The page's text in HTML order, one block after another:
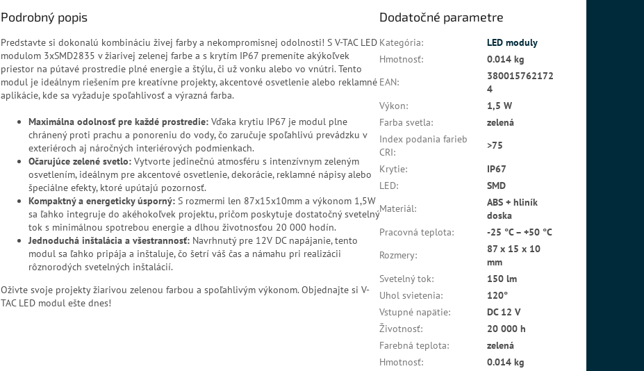
Podrobný popis
Predstavte si dokonalú kombináciu živej farby a nekompromisnej odolnosti! S V-TAC LED
modulom 3xSMD2835 v žiarivej zelenej farbe a s krytím IP67 premeníte akýkoľvek
priestor na pútavé prostredie plné energie a štýlu, či už vonku alebo vo vnútri. Tento
modul je ideálnym riešením pre kreatívne projekty, akcentové osvetlenie alebo reklamné
aplikácie, kde sa vyžaduje spoľahlivosť a výrazná farba.
Maximálna odolnosť pre každé prostredie: Vďaka krytiu IP67 je modul plne
chránený proti prachu a ponoreniu do vody, čo zaručuje spoľahlivú prevádzku v
exteriéroch aj náročných interiérových podmienkach.
Očarujúce zelené svetlo: Vytvorte jedinečnú atmosféru s intenzívnym zeleným
osvetlením, ideálnym pre akcentové osvetlenie, dekorácie, reklamné nápisy alebo
špeciálne efekty, ktoré upútajú pozornosť.
Kompaktný a energeticky úsporný: S rozmermi len 87x15x10mm a výkonom 1,5W
sa ľahko integruje do akéhokoľvek projektu, pričom poskytuje dostatočný svetelný
tok s minimálnou spotrebou energie a dlhou životnosťou 20 000 hodín.
Jednoduchá inštalácia a všestrannosť: Navrhnutý pre 12V DC napájanie, tento
modul sa ľahko pripája a inštaluje, čo šetrí váš čas a námahu pri realizácii
rôznorodých svetelných inštalácií.
Oživte svoje projekty žiarivou zelenou farbou a spoľahlivým výkonom. Objednajte si V-
TAC LED modul ešte dnes!
Dodatočné parametre
Kategória:
LED moduly
Hmotnosť:
0.014 kg
EAN:
380015762172
4
Výkon:
1,5 W
Farba svetla:
zelená
Index podania farieb
CRI:
>75
Krytie:
IP67
LED:
SMD
Materiál:
ABS + hliník
doska
Pracovná teplota:
-25 °C – +50 °C
Rozmery:
87 x 15 x 10
mm
Svetelný tok:
150 lm
Uhol svietenia:
120°
Vstupné napätie:
DC 12 V
Životnosť:
20 000 h
Farebná teplota:
zelená
Hmotnosť: 0.014 kg